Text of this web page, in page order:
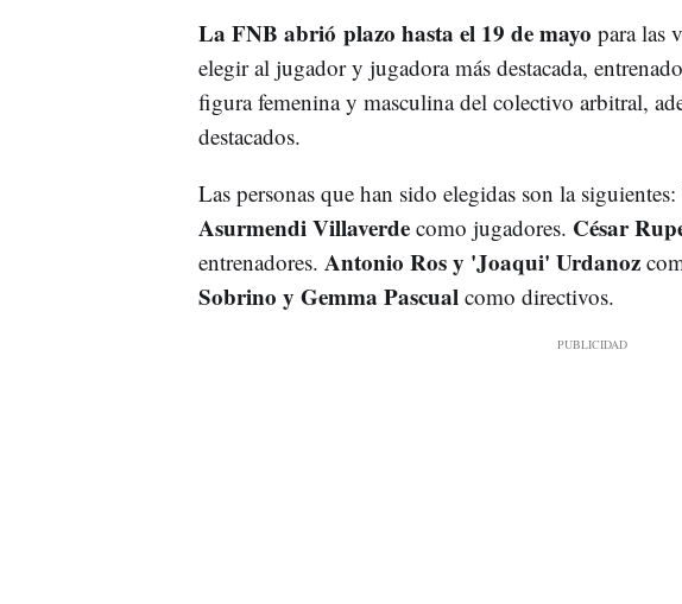
La FNB abrió plazo hasta el 19 de mayo para las
elegir al jugador y jugadora más destacada,
figura femenina y masculina del colectivo arbitral,
destacados.
Las personas que han sido elegidas son la siguientes:
Asurmendi Villaverdecomo jugadores. César
entrenadores. Antonio Ros y 'Joaqui' Urdanoz
Sobrino y Gemma Pascual como directivos.